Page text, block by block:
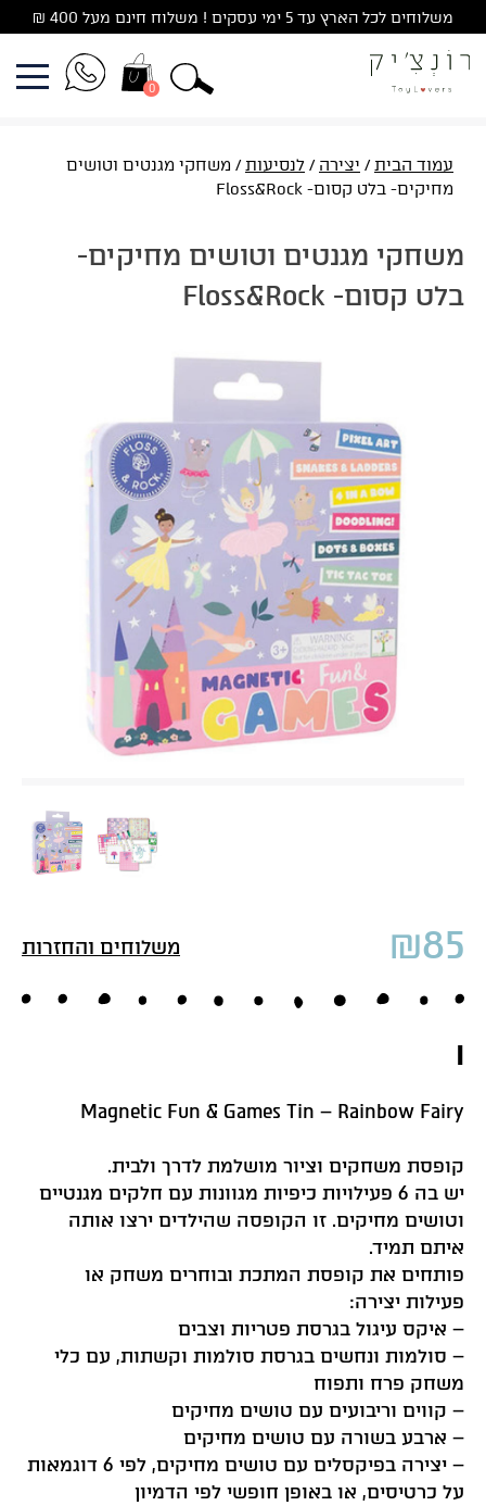
to
content
משלוחים לכל הארץ עד 5 ימי עסקים ! משלוח חינם מעל 400 ₪
0
עמוד הבית/ יצירה / לנסיעות/ משחקי מגנטים וטושים
מחיקים- בלט קסום- Floss&Rock
משחקי מגנטים וטושים מחיקים-
בלט קסום- Floss&Rock
₪85 משלוחים והחזרות
I
Magnetic Fun & Games Tin – Rainbow Fairy
קופסת משחקים וציור מושלמת לדרך ולבית.
יש בה 6 פעילויות כיפיות מגוונות עם חלקים מגנטיים
וטושים מחיקים. זו הקופסה שהילדים ירצו אותה
איתם תמיד.
פותחים את קופסת המתכת ובוחרים משחק או
פעילות יצירה:
– איקס עיגול בגרסת פטריות וצבים
– סולמות ונחשים בגרסת סולמות וקשתות, עם כלי
משחק פרח ותפוח
– קווים וריבועים עם טושים מחיקים
– ארבע בשורה עם טושים מחיקים
– יצירה בפיקסלים עם טושים מחיקים, לפי 6 דוגמאות
על כרטיסים, או באופן חופשי לפי הדמיון